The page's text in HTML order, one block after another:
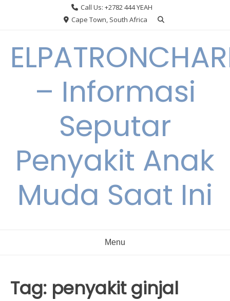
Call Us: +2782 444 YEAH
Cape Town, South Africa
– Informasi
Seputar
Penyakit Anak
Muda Saat Ini
Menu
Tag: penyakit ginjal